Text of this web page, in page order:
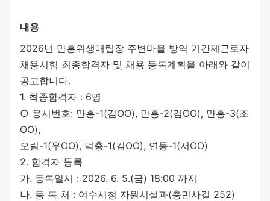
내용
2026년 만흥위생매립장 주변마을 방역 기간제근로자
채용시험 최종합격자 및 채용 등록계획을 아래와 같이
공고합니다.
1. 최종합격자 : 6명
○ 응시번호: 만흥-1(김OO), 만흥-2(김OO), 만흥-3(조
OO),
오림-1(우OO), 덕충-1(김OO), 연등-1(서OO)
2. 합격자 등록
가. 등록일시 : 2026. 6. 5.(금) 18:00 까지
나. 등 록 처 : 여수시청 자원시설과(충민사길 252)